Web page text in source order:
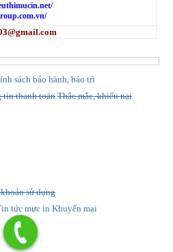
sách bảo hành, bảo trì
tin thanh toánThắc mắc, khiếu nại
sử dụng
tứcmực in Khuyến mại